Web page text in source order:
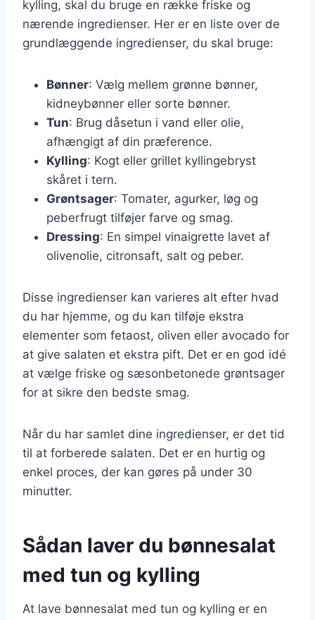
kylling, skal du bruge en række friske og
nærende ingredienser. Her er en liste over de
grundlæggende ingredienser, du skal bruge:
Bønner: Vælg mellem grønne bønner,
kidneybønner eller sorte bønner.
Tun: Brug dåsetun i vand eller olie,
afhængigt af din præference.
Kylling: Kogt eller grillet kyllingebryst
skåret i tern.
Grøntsager: Tomater, agurker, løg og
peberfrugt tilføjer farve og smag.
Dressing: En simpel vinaigrette lavet af
olivenolie, citronsaft, salt og peber.
Disse ingredienser kan varieres alt efter hvad
du har hjemme, og du kan tilføje ekstra
elementer som fetaost, oliven eller avocado for
at give salaten et ekstra pift. Det er en god idé
at vælge friske og sæsonbetonede grøntsager
for at sikre den bedste smag.
Når du har samlet dine ingredienser, er det tid
til at forberede salaten. Det er en hurtig og
enkel proces, der kan gøres på under 30
minutter.
Sådan laver du bønnesalat
med tun og kylling
At lave bønnesalat med tun og kylling er en